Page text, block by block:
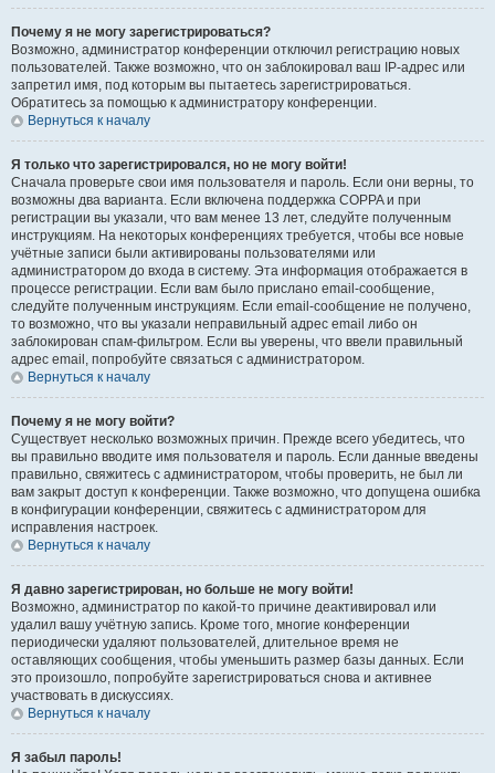
Почему я не могу зарегистрироваться?
Возможно, администратор конференции отключил регистрацию новых
пользователей. Также возможно, что он заблокировал ваш IP-адрес или
запретил имя, под которым вы пытаетесь зарегистрироваться.
Обратитесь за помощью к администратору конференции.
Вернуться к началу
Я только что зарегистрировался, но не могу войти!
Сначала проверьте свои имя пользователя и пароль. Если они верны, то
возможны два варианта. Если включена поддержка COPPA и при
регистрации вы указали, что вам менее 13 лет, следуйте полученным
инструкциям. На некоторых конференциях требуется, чтобы все новые
учётные записи были активированы пользователями или
администратором до входа в систему. Эта информация отображается в
процессе регистрации. Если вам было прислано email-сообщение,
следуйте полученным инструкциям. Если email-сообщение не получено,
то возможно, что вы указали неправильный адрес email либо он
заблокирован спам-фильтром. Если вы уверены, что ввели правильный
адрес email, попробуйте связаться с администратором.
Вернуться к началу
Почему я не могу войти?
Существует несколько возможных причин. Прежде всего убедитесь, что
вы правильно вводите имя пользователя и пароль. Если данные введены
правильно, свяжитесь с администратором, чтобы проверить, не был ли
вам закрыт доступ к конференции. Также возможно, что допущена ошибка
в конфигурации конференции, свяжитесь с администратором для
исправления настроек.
Вернуться к началу
Я давно зарегистрирован, но больше не могу войти!
Возможно, администратор по какой-то причине деактивировал или
удалил вашу учётную запись. Кроме того, многие конференции
периодически удаляют пользователей, длительное время не
оставляющих сообщения, чтобы уменьшить размер базы данных. Если
это произошло, попробуйте зарегистрироваться снова и активнее
участвовать в дискуссиях.
Вернуться к началу
Я забыл пароль!